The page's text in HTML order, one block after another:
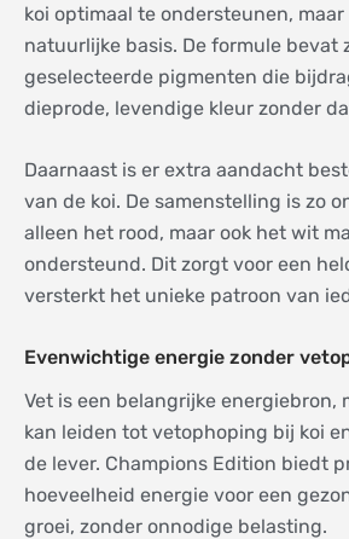
koi optimaal te ondersteunen,
natuurlijke basis. De formule bevat
geselecteerde pigmenten die
dieprode, levendige kleur zonder
Daarnaast is er extra aandacht
van de koi. De samenstelling is zo
alleen het rood, maar ook het wit
ondersteund. Dit zorgt voor een
versterkt het unieke patroon van
Evenwichtige energie zonder
Vet is een belangrijke energiebron,
kan leiden tot vetophoping bij koi
de lever. Champions Edition biedt
hoeveelheid energie voor een
groei, zonder onnodige belasting.